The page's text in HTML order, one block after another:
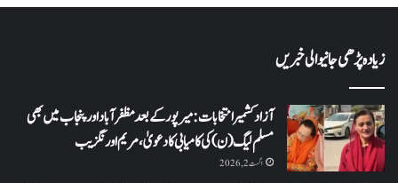
زیادہ پڑھی جانیوالی خبریں
آزاد کشمیر انتخابات: میرپور کے بعد مظفرآباد اور پنجاب میں بھی
مسلم لیگ (ن) کی کامیابی کا دعویٰ، مریم اورنگزیب
اگست 2, 2026